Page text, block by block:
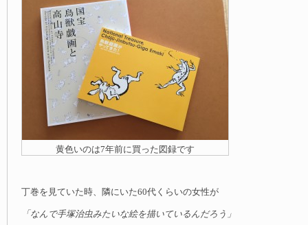
黄色いのは7年前に買った図録です
丁巻を見ていた時、隣にいた60代くらいの女性が
「なんで手塚治虫みたいな絵を描いているんだろう」